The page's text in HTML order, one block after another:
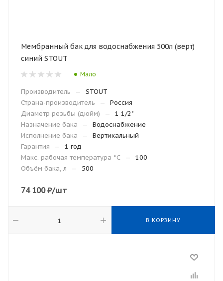
Мембранный бак для водоснабжения 500л (верт)
синий STOUT
Мало
Производитель —
STOUT
Страна-производитель
—
Россия
Диаметр резьбы (дюйм)
—
1 1/2"
Назначение бака
—
Водоснабжение
Исполнение бака
—
Вертикальный
Гарантия
—
1 год
Макc. рабочая температура °С
—
100
Объём бака, л
— 500
74 100₽/шт
В КОРЗИНУ